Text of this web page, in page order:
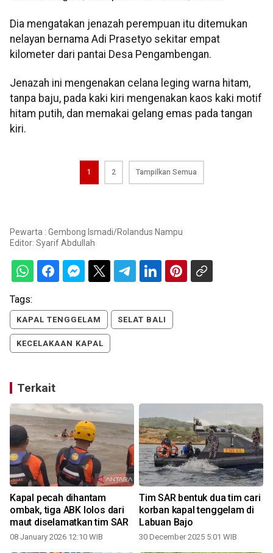
Dia mengatakan jenazah perempuan itu ditemukan
nelayan bernama Adi Prasetyo sekitar empat
kilometer dari pantai Desa Pengambengan.
Jenazah ini mengenakan celana leging warna hitam,
tanpa baju, pada kaki kiri mengenakan kaos kaki motif
hitam putih, dan memakai gelang emas pada tangan
kiri.
1 2 Tampilkan Semua
Pewarta : Gembong Ismadi/Rolandus Nampu
Editor: Syarif Abdullah
Tags:
KAPAL TENGGELAM SELAT BALI
KECELAKAAN KAPAL
Terkait
Kapal pecah dihantam
ombak, tiga ABK lolos dari
maut diselamatkan tim SAR
08 January 2026 12:10 WIB
Tim SAR bentuk dua tim cari
korban kapal tenggelam di
Labuan Bajo
30 December 2025 5:01 WIB